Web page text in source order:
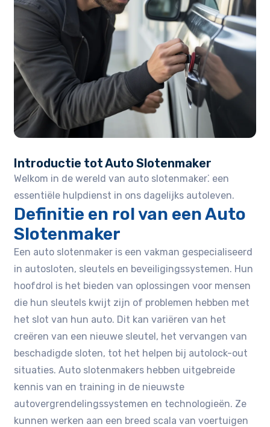
Introductie tot Auto Slotenmaker
Welkom in de wereld van auto slotenmaker⁚ een
essentiële hulpdienst in ons dagelijks autoleven.
Definitie en rol van een Auto
Slotenmaker
Een auto slotenmaker is een vakman gespecialiseerd
in autosloten, sleutels en beveiligingssystemen. Hun
hoofdrol is het bieden van oplossingen voor mensen
die hun sleutels kwijt zijn of problemen hebben met
het slot van hun auto. Dit kan variëren van het
creëren van een nieuwe sleutel, het vervangen van
beschadigde sloten, tot het helpen bij autolock-out
situaties. Auto slotenmakers hebben uitgebreide
kennis van en training in de nieuwste
autovergrendelingssystemen en technologieën. Ze
kunnen werken aan een breed scala van voertuigen